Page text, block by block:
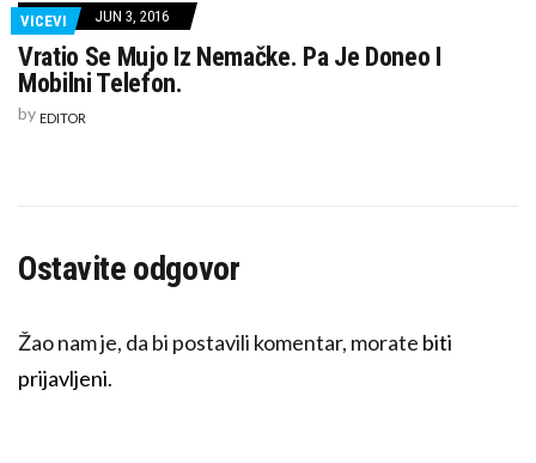
ŽENE
VICEVI JUN 3, 2016
Vratio Se Mujo Iz Nemačke. Pa Je Doneo I
Mobilni Telefon.
by EDITOR
Ostavite odgovor
Žao nam je, da bi postavili komentar, morate biti
prijavljeni.